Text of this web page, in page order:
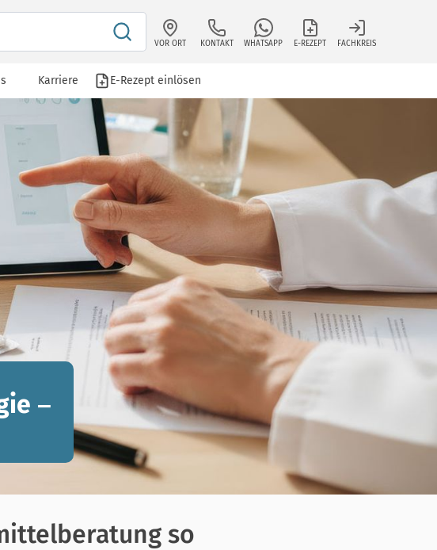
VOR ORT KONTAKT WHATSAPP E-REZEPT FACHKREIS
Karriere E-Rezept einlösen
–
so